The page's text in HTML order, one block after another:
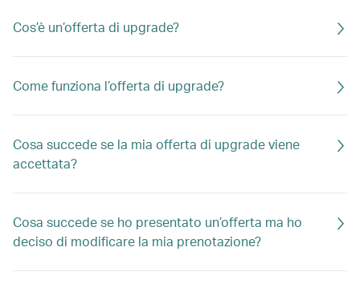
Cos’è un’offerta di upgrade?
Come funziona l’offerta di upgrade?
Cosa succede se la mia offerta di upgrade viene
accettata?
Cosa succede se ho presentato un’offerta ma ho
deciso di modificare la mia prenotazione?